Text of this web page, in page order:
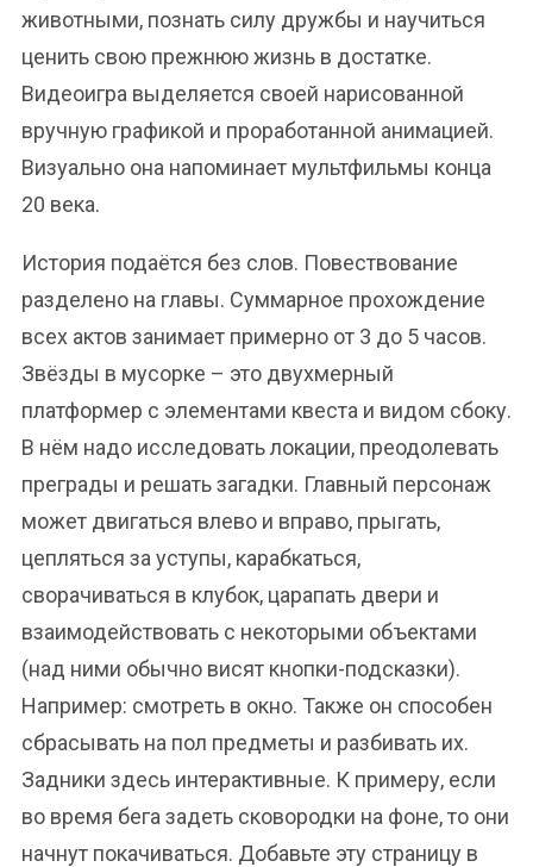
животными, познать силу дружбы и научиться
ценить свою прежнюю жизнь в достатке.
Видеоигра выделяется своей нарисованной
вручную графикой и проработанной анимацией.
Визуально она напоминает мультфильмы конца
20 века.
История подаётся без слов. Повествование
разделено на главы. Суммарное прохождение
всех актов занимает примерно от 3 до 5 часов.
Звёзды в мусорке – это двухмерный
платформер с элементами квеста и видом сбоку.
В нём надо исследовать локации, преодолевать
преграды и решать загадки. Главный персонаж
может двигаться влево и вправо, прыгать,
цепляться за уступы, карабкаться,
сворачиваться в клубок, царапать двери и
взаимодействовать с некоторыми объектами
(над ними обычно висят кнопки-подсказки).
Например: смотреть в окно. Также он способен
сбрасывать на пол предметы и разбивать их.
Задники здесь интерактивные. К примеру, если
во время бега задеть сковородки на фоне, то они
начнут покачиваться. Добавьте эту страницу в